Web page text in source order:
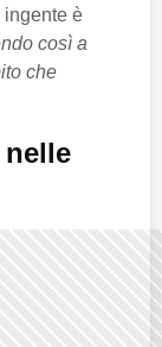
ingente è
così a
che